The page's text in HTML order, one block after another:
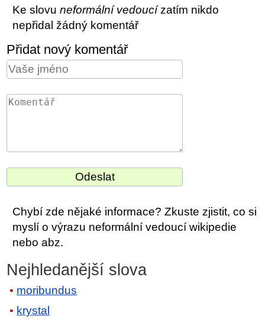
Ke slovuneformální vedoucízatím nikdo
nepřidal žádný komentář
Přidat nový komentář
Chybí zde nějaké informace? Zkuste zjistit, co si
myslí o výrazu neformální vedoucí wikipedie
nebo abz.
Nejhledanější slova
moribundus
krystal